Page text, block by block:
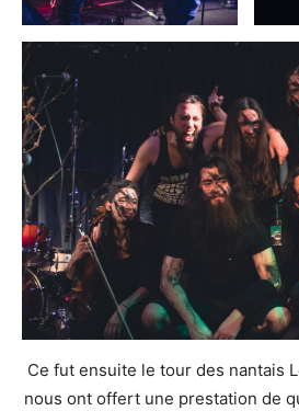
Ce fut ensuite le tour des nantais
nous ont offert une prestation de